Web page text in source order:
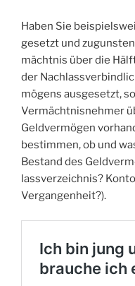
Haben Sie
ge­setzt und
mächt­nis über die
der
mö­gens aus­ge­setzt,
Ver­mächt­nis­neh­mer
Geld­ver­mö­gen
bestim­men, ob und
Bestand des
lass­ver­zeich­nis?
Vergangenheit?).